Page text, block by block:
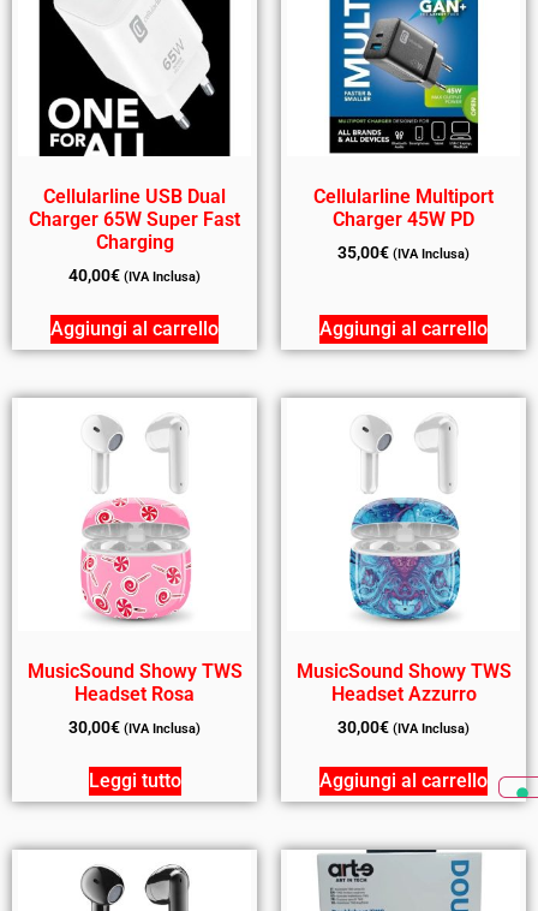
Cellularline USB Dual
Charger 65W Super Fast
Charging
40,00€ (IVA Inclusa)
Aggiungi al carrello
Cellularline Multiport
Charger 45W PD
35,00€ (IVA Inclusa)
Aggiungi al carrello
MusicSound Showy TWS
Headset Rosa
30,00€ (IVA Inclusa)
Leggi tutto
MusicSound Showy TWS
Headset Azzurro
30,00€ (IVA Inclusa)
Aggiungi al carrello